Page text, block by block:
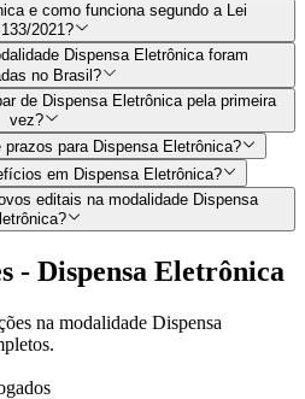
e como funciona segundo a Lei
2021?
Dispensa Eletrônica foram
no Brasil?
de Dispensa Eletrônica pela primeira
vez?
para Dispensa Eletrônica?
em Dispensa Eletrônica?
editais na modalidade Dispensa
- Dispensa Eletrônica
na modalidade Dispensa